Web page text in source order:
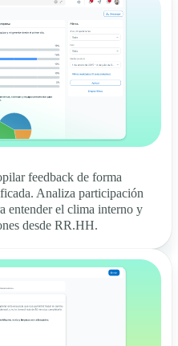
feedback de forma
Analiza participación
entender el clima interno y
desde RR.HH.